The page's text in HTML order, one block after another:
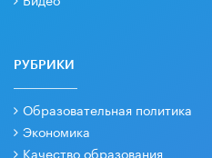
РУБРИКИ
Образовательная политика
Экономика
Качество образования